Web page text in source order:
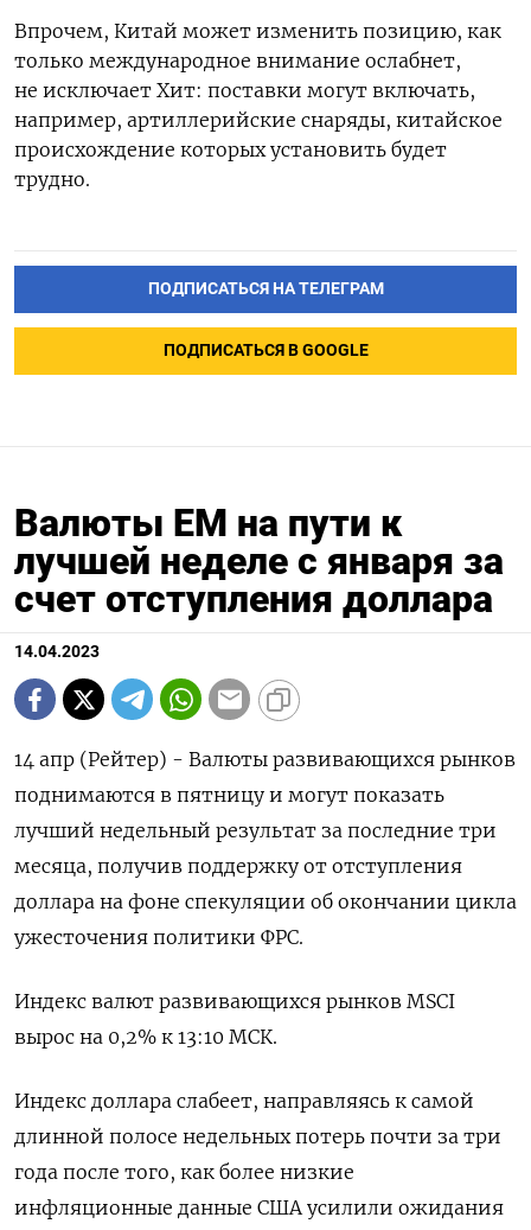
Впрочем, Китай может изменить позицию, как
только международное внимание ослабнет,
не исключает Хит: поставки могут включать,
например, артиллерийские снаряды, китайское
происхождение которых установить будет
трудно.
ПОДПИСАТЬСЯ НА ТЕЛЕГРАМ
ПОДПИСАТЬСЯ В GOOGLE
Валюты ЕМ на пути к
лучшей неделе с января за
счет отступления доллара
14.04.2023
14 апр (Рейтер) - Валюты развивающихся рынков
поднимаются в пятницу и могут показать
лучший недельный результат за последние три
месяца, получив поддержку от отступления
доллара на фоне спекуляции об окончании цикла
ужесточения политики ФРС.
Индекс валют развивающихся рынков MSCI
вырос на 0,2% к 13:10 МСК.
Индекс доллара слабеет, направляясь к самой
длинной полосе недельных потерь почти за три
года после того, как более низкие
инфляционные данные США усилили ожидания